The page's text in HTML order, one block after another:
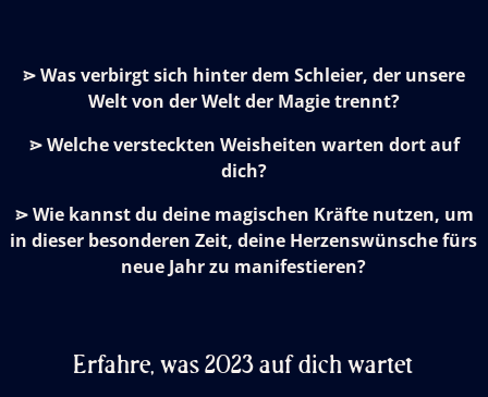
⋗ Was verbirgt sich hinter dem Schleier, der unsere
Welt von der Welt der Magie trennt?
⋗ Welche versteckten Weisheiten warten dort auf
dich?
⋗ Wie kannst du deine magischen Kräfte nutzen, um
in dieser besonderen Zeit, deine Herzenswünsche fürs
neue Jahr zu manifestieren?
Erfahre, was 2023 auf dich wartet